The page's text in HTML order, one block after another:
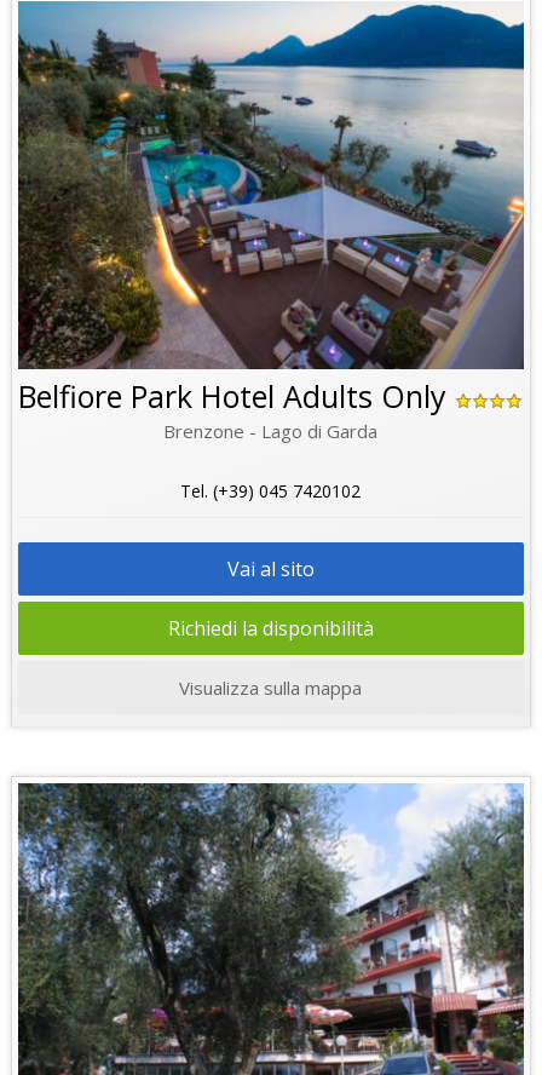
Belfiore Park Hotel Adults Only
Brenzone - Lago di Garda
Tel. (+39) 045 7420102
Vai al sito
Richiedi la disponibilità
Visualizza sulla mappa